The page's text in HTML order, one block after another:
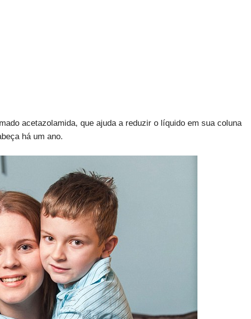
acetazolamida, que ajuda a reduzir o líquido em sua coluna
há um ano.